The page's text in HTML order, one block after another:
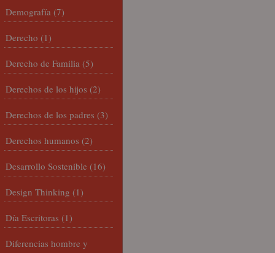
Demografía (7)
Derecho (1)
Derecho de Familia (5)
Derechos de los hijos (2)
Derechos de los padres (3)
Derechos humanos (2)
Desarrollo Sostenible (16)
Design Thinking (1)
Día Escritoras (1)
Diferencias hombre y